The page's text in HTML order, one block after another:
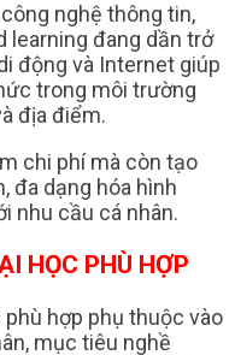
nghệ thông tin,
learning đang dần trở
động và Internet giúp
trong môi trường
địa điểm.
chi phí mà còn tạo
đa dạng hóa hình
nhu cầu cá nhân.
HỌC PHÙ HỢP
hợp phụ thuộc vào
mục tiêu nghề